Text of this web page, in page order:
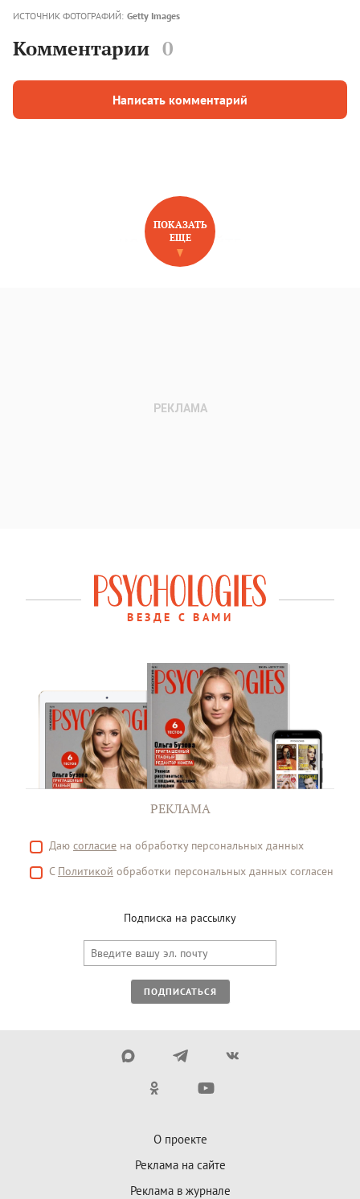
ИСТОЧНИК ФОТОГРАФИЙ: Getty Images
Комментарии 0
Написать комментарий
НОВОЕ НА САЙТЕ
ПОКАЗАТЬ
ЕЩЕ
ВЕЗДЕ С ВАМИ
РЕКЛАМА
Даю согласие на обработку персональных данных
С Политикой обработки персональных данных согласен
Подписка на рассылку
ПОДПИСАТЬСЯ
О проекте
Реклама на сайте
Реклама в журнале